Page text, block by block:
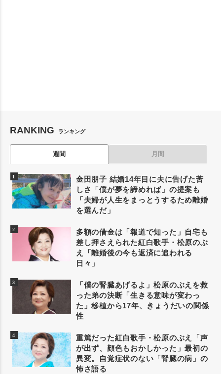
RANKING ランキング
週間 月間
金田朋子 結婚14年目に夫に告げた苦
しさ「僕が夢を諦めれば」の提案も
「夫婦が人生をまっとうするため離婚
を選んだ」
多額の借金は「報道で知った」自宅も
差し押さえられた紅白歌手・松原のぶ
え「離婚後の今も返済に追われる
日々」
「僕の腎臓あげるよ」松原のぶえを救
った弟の決断「生きる意味が変わっ
た」移植から17年、きょうだいの関係
性
重篤だった紅白歌手・松原のぶえ「声
が出ず、顔色もおかしかった」最初の
異変。自覚症状のない「腎臓の病」の
怖さ語る